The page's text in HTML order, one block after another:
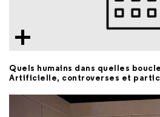
Quels humains dans quelles
Artificielle, controverses et